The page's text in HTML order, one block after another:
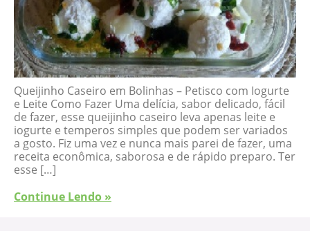
Queijinho Caseiro em Bolinhas – Petisco com Iogurte
e Leite Como Fazer Uma delícia, sabor delicado, fácil
de fazer, esse queijinho caseiro leva apenas leite e
iogurte e temperos simples que podem ser variados
a gosto. Fiz uma vez e nunca mais parei de fazer, uma
receita econômica, saborosa e de rápido preparo. Ter
esse […]
Continue Lendo »